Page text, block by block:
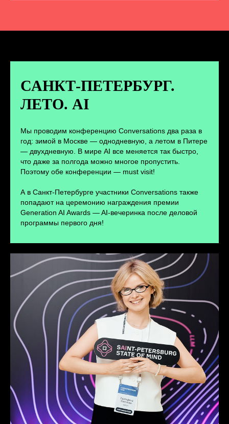
САНКТ-ПЕТЕРБУРГ.
ЛЕТО. AI
Мы проводим конференцию Conversations два раза в
год: зимой в Москве — однодневную, а летом в Питере
— двухдневную. В мире AI все меняется так быстро,
что даже за полгода можно многое пропустить.
Поэтому обе конференции — must visit!
А в Санкт-Петербурге участники Conversations также
попадают на церемонию награждения премии
Generation AI Awards — AI-вечеринка после деловой
программы первого дня!